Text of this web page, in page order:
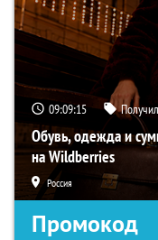
09:09:15
Обувь, одежда и
на Wildberries
Россия
Промокод